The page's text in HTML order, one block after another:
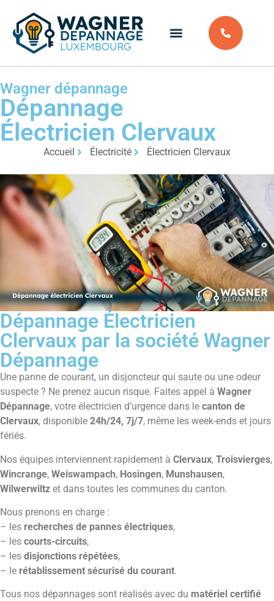
Wagner dépannage
Dépannage
Électricien Clervaux
Accueil Électricité Électricien Clervaux
Dépannage Électricien
Clervaux par la société Wagner
Dépannage
Une panne de courant, un disjoncteur qui saute ou une odeur
suspecte ? Ne prenez aucun risque. Faites appel à Wagner
Dépannage, votre électricien d’urgence dans le canton de
Clervaux, disponible 24h/24, 7j/7, même les week-ends et jours
fériés.
Nos équipes interviennent rapidement à Clervaux, Troisvierges,
Wincrange, Weiswampach, Hosingen, Munshausen,
Wilwerwiltz et dans toutes les communes du canton.
Nous prenons en charge :
– les recherches de pannes électriques,
– les courts-circuits,
– les disjonctions répétées,
– le rétablissement sécurisé du courant.
Tous nos dépannages sont réalisés avec du matériel certifié